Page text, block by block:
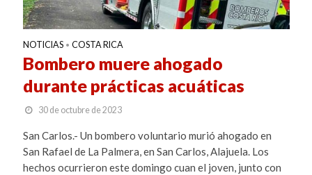
NOTICIAS • COSTA RICA
Bombero muere ahogado
durante prácticas acuáticas
30 de octubre de 2023
San Carlos.- Un bombero voluntario murió ahogado en
San Rafael de La Palmera, en San Carlos, Alajuela. Los
hechos ocurrieron este domingo cuan el joven, junto con